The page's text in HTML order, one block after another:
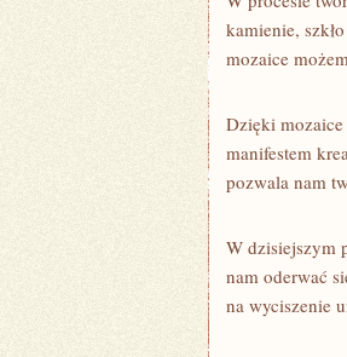
kamienie,
mozaice
Dzięki
manifestem
pozwala nam
W dzisiejszym
‍nam oderwać​
na wyciszenie⁤